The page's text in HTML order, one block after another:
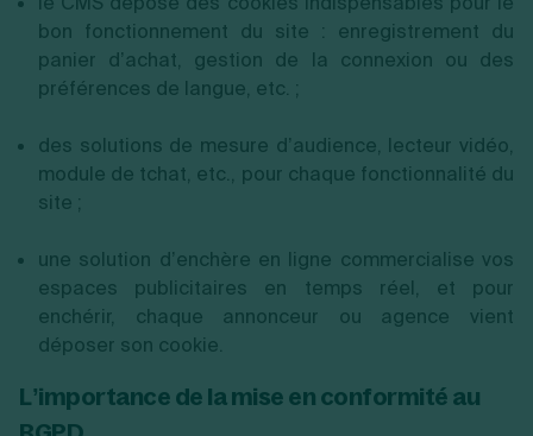
bon fonctionnement du site : enregistrement du
panier d’achat, gestion de la connexion ou des
préférences de langue, etc. ;
des solutions de mesure d’audience, lecteur vidéo,
module de tchat, etc., pour chaque fonctionnalité du
site ;
une solution d’enchère en ligne commercialise vos
espaces publicitaires en temps réel, et pour
enchérir, chaque annonceur ou agence vient
déposer son cookie.
L’importance de la mise en conformité au